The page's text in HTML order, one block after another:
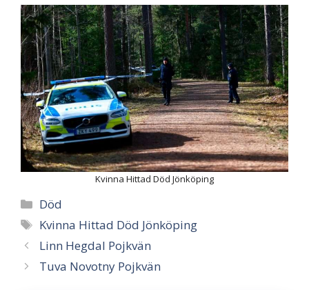
Kvinna Hittad Död Jönköping
Categories
Död
Tags
Kvinna Hittad Död Jönköping
Linn Hegdal Pojkvän
Tuva Novotny Pojkvän